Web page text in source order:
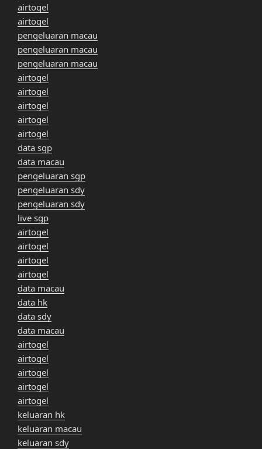
airtogel
airtogel
pengeluaran macau
pengeluaran macau
pengeluaran macau
airtogel
airtogel
airtogel
airtogel
airtogel
data sgp
data macau
pengeluaran sgp
pengeluaran sdy
pengeluaran sdy
live sgp
airtogel
airtogel
airtogel
airtogel
data macau
data hk
data sdy
data macau
airtogel
airtogel
airtogel
airtogel
airtogel
keluaran hk
keluaran macau
keluaran sdy